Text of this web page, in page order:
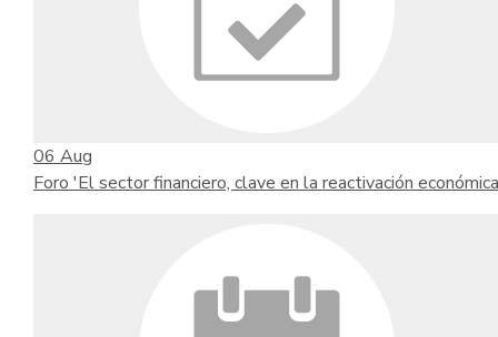
06 Aug
Foro 'El sector financiero, clave en la reactivación